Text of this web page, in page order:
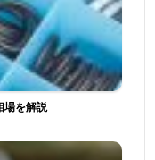
場を解説